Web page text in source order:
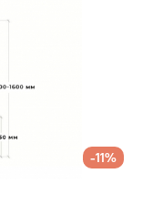
-11%